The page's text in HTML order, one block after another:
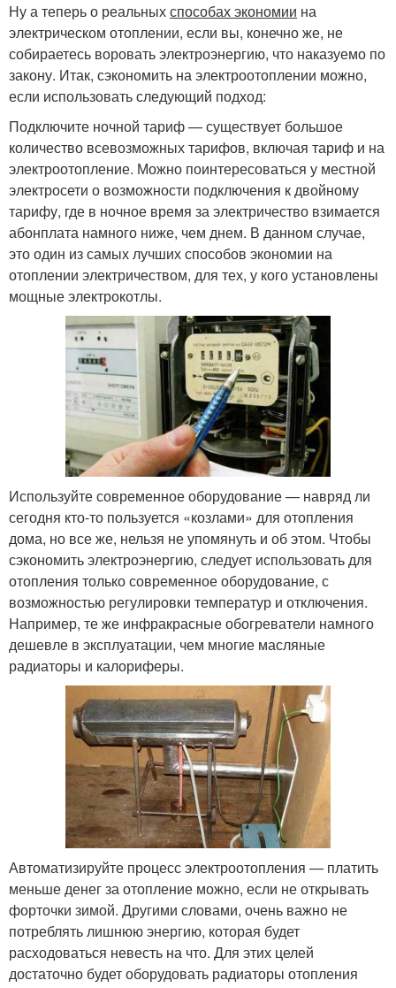
Ну а теперь о реальныхспособах экономии на
электрическом отоплении, если вы, конечно же, не
собираетесь воровать электроэнергию, что наказуемо по
закону. Итак, сэкономить на электроотоплении можно,
если использовать следующий подход:
Подключите ночной тариф — существует большое
количество всевозможных тарифов, включая тариф и на
электроотопление. Можно поинтересоваться у местной
электросети о возможности подключения к двойному
тарифу, где в ночное время за электричество взимается
абонплата намного ниже, чем днем. В данном случае,
это один из самых лучших способов экономии на
отоплении электричеством, для тех, у кого установлены
мощные электрокотлы.
Используйте современное оборудование — навряд ли
сегодня кто-то пользуется «козлами» для отопления
дома, но все же, нельзя не упомянуть и об этом. Чтобы
сэкономить электроэнергию, следует использовать для
отопления только современное оборудование, с
возможностью регулировки температур и отключения.
Например, те же инфракрасные обогреватели намного
дешевле в эксплуатации, чем многие масляные
радиаторы и калориферы.
Автоматизируйте процесс электроотопления — платить
меньше денег за отопление можно, если не открывать
форточки зимой. Другими словами, очень важно не
потреблять лишнюю энергию, которая будет
расходоваться невесть на что. Для этих целей
достаточно будет оборудовать радиаторы отопления